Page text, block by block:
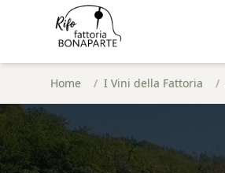
Home / I Vini della Fattoria /